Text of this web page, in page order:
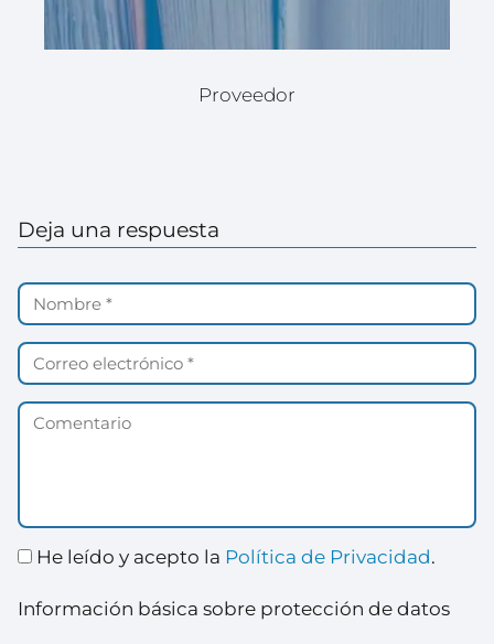
Proveedor
Deja una respuesta
He leído y acepto la Política de Privacidad.
Información básica sobre protección de datos